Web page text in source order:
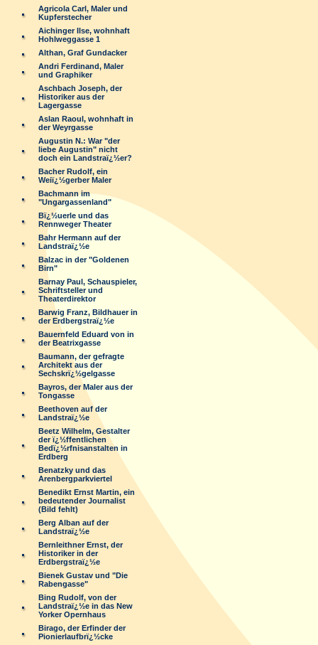
Agricola Carl, Maler und
Kupferstecher
Aichinger Ilse, wohnhaft
Hohlweggasse 1
Althan, Graf Gundacker
Andri Ferdinand, Maler
und Graphiker
Aschbach Joseph, der
Historiker aus der
Lagergasse
Aslan Raoul, wohnhaft in
der Weyrgasse
Augustin N.: War "der
liebe Augustin" nicht
doch ein Landstraï¿½er?
Bacher Rudolf, ein
Weiï¿½gerber Maler
Bachmann im
"Ungargassenland"
Bï¿½uerle und das
Rennweger Theater
Bahr Hermann auf der
Landstraï¿½e
Balzac in der "Goldenen
Birn"
Barnay Paul, Schauspieler,
Schriftsteller und
Theaterdirektor
Barwig Franz, Bildhauer in
der Erdbergstraï¿½e
Bauernfeld Eduard von in
der Beatrixgasse
Baumann, der gefragte
Architekt aus der
Sechskrï¿½gelgasse
Bayros, der Maler aus der
Tongasse
Beethoven auf der
Landstraï¿½e
Beetz Wilhelm, Gestalter
der ï¿½ffentlichen
Bedï¿½rfnisanstalten in
Erdberg
Benatzky und das
Arenbergparkviertel
Benedikt Ernst Martin, ein
bedeutender Journalist
(Bild fehlt)
Berg Alban auf der
Landstraï¿½e
Bernleithner Ernst, der
Historiker in der
Erdbergstraï¿½e
Bienek Gustav und "Die
Rabengasse"
Bing Rudolf, von der
Landstraï¿½e in das New
Yorker Opernhaus
Birago, der Erfinder der
Pionierlaufbrï¿½cke